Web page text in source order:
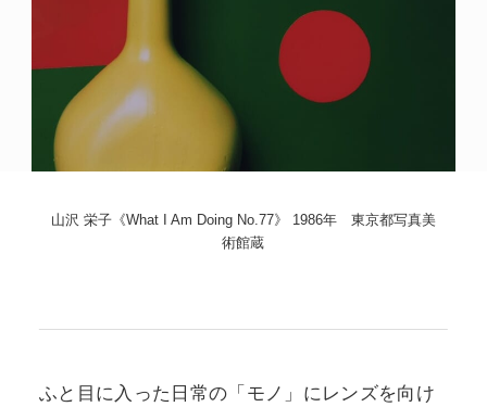
山沢 栄子《What I Am Doing No.77》 1986年 東京都写真美
術館蔵
ふと目に入った日常の「モノ」にレンズを向け